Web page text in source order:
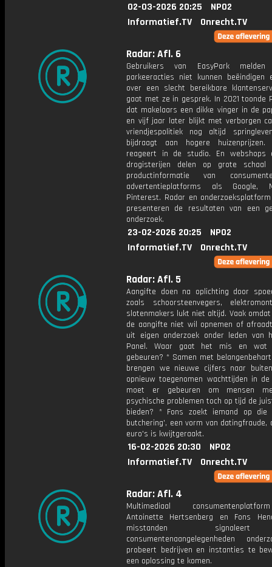
02-03-2026 20:25
NPO2
Informatief.TV
Onrecht.TV
Radar: Afl. 6
Gebruikers van EasyPark
parkeeracties niet kunnen beëindigen
over een slecht bereikbare
gaat met ze in gesprek. In 2021 toonde
dat makelaars een dikke vinger in de
en vijf jaar later blijkt met verborgen
vriendjespolitiek nog altijd
bijdraagt aan hogere huizenprijzen.
reageert in de studio. En webshops
drogisterijen delen op grote schaal
productinformatie van
advertentieplatforms als Google,
Pinterest. Radar en
presenteren de resultaten van een
onderzoek.
23-02-2026 20:25
NPO2
Informatief.TV
Onrecht.TV
Radar: Afl. 5
Aangifte doen na oplichting door
zoals schoorsteenvegers,
slotenmakers lukt niet altijd. Vaak
de aangifte niet wil opnemen of
uit eigen onderzoek onder leden van
Panel. Waar gaat het mis en wat
gebeuren? * Samen met
brengen we nieuwe cijfers naar
opnieuw toegenomen wachttijden in
moet er gebeuren om mensen
psychische problemen toch op tijd de
bieden? * Fons zoekt iemand op die
butchering', een vorm van datingfraude,
euro's is kwijtgeraakt.
16-02-2026 20:30
NPO2
Informatief.TV
Onrecht.TV
Radar: Afl. 4
Multimediaal
Antoinette Hertsenberg en Fons
misstanden
consumentenaangelegenheden
probeert bedrijven en instanties te
een oplossing te komen.